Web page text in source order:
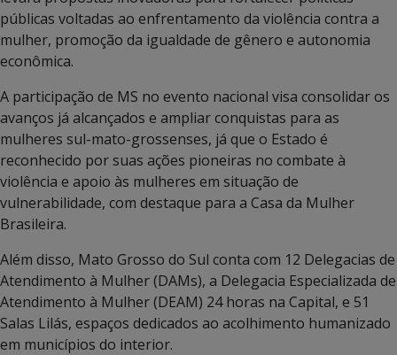
públicas voltadas ao enfrentamento da violência contra a
mulher, promoção da igualdade de gênero e autonomia
econômica.
A participação de MS no evento nacional visa consolidar os
avanços já alcançados e ampliar conquistas para as
mulheres sul-mato-grossenses, já que o Estado é
reconhecido por suas ações pioneiras no combate à
violência e apoio às mulheres em situação de
vulnerabilidade, com destaque para a Casa da Mulher
Brasileira.
Além disso, Mato Grosso do Sul conta com 12 Delegacias de
Atendimento à Mulher (DAMs), a Delegacia Especializada de
Atendimento à Mulher (DEAM) 24 horas na Capital, e 51
Salas Lilás, espaços dedicados ao acolhimento humanizado
em municípios do interior.